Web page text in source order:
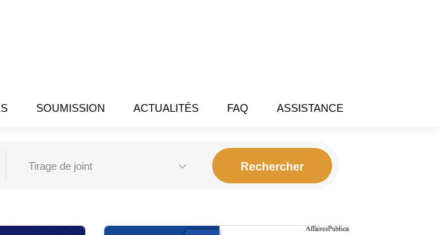
SOUMISSION ACTUALITÉS FAQ ASSISTANCE
Tirage de joint